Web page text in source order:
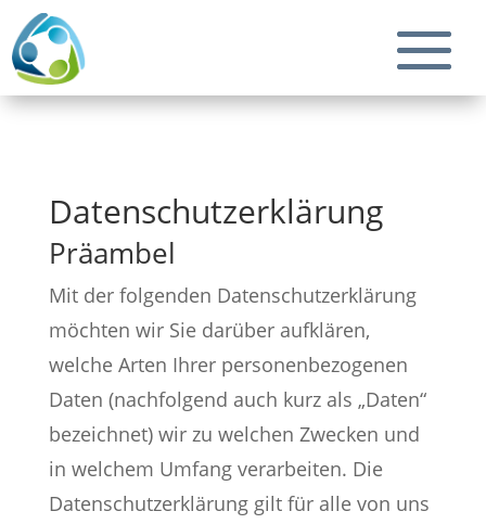
Datenschutzerklärung
Präambel
Mit der folgenden Datenschutzerklärung
möchten wir Sie darüber aufklären,
welche Arten Ihrer personenbezogenen
Daten (nachfolgend auch kurz als „Daten“
bezeichnet) wir zu welchen Zwecken und
in welchem Umfang verarbeiten. Die
Datenschutzerklärung gilt für alle von uns